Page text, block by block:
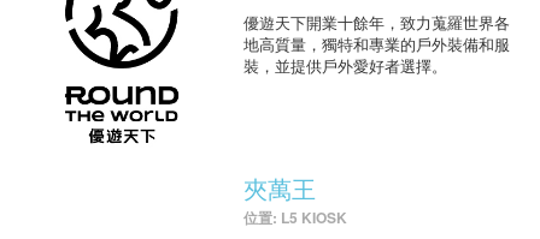
優遊天下開業十餘年，致力蒐羅世界各
地高質量，獨特和專業的戶外裝備和服
裝，並提供戶外愛好者選擇。
夾萬王
位置: L5 KIOSK